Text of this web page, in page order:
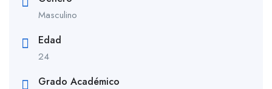
Masculino
Edad
24
Grado Académico